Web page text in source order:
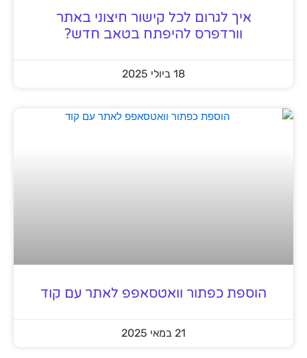
איך לגרום לכל קישור חיצוני באתר
וורדפרס להיפתח בטאב חדש?
18 ביולי 2025
הוספת כפתור וואטסאפפ לאתר עם קוד
21 במאי 2025